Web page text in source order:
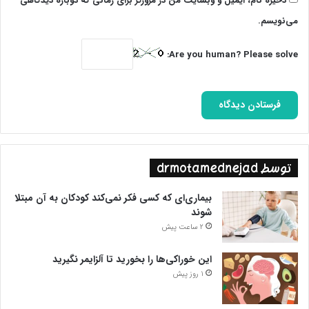
می‌نویسم.
Are you human? Please solve:
توسط drmotamednejad
بیماری‌ای که کسی فکر نمی‌کند کودکان به آن مبتلا
شوند
2 ساعت پیش
این خوراکی‌ها را بخورید تا آلزایمر نگیرید
1 روز پیش